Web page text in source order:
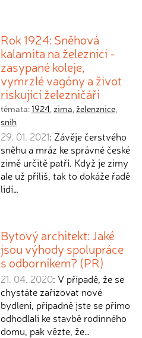
Rok 1924: Sněhová
kalamita na železnici -
zasypané koleje,
vymrzlé vagóny a život
riskující železničáři
témata:1924, zima, želenznice,
sníh
29. 01. 2021: Závěje čerstvého
sněhu a mráz ke správné české
zimě určitě patří. Když je zimy
ale už příliš, tak to dokáže řadě
lidí…
Bytový architekt: Jaké
jsou výhody spolupráce
s odborníkem? (PR)
21. 04. 2020: V případě, že se
chystáte zařizovat nové
bydlení, případně jste se přímo
odhodlali ke stavbě rodinného
domu, pak vězte, že…